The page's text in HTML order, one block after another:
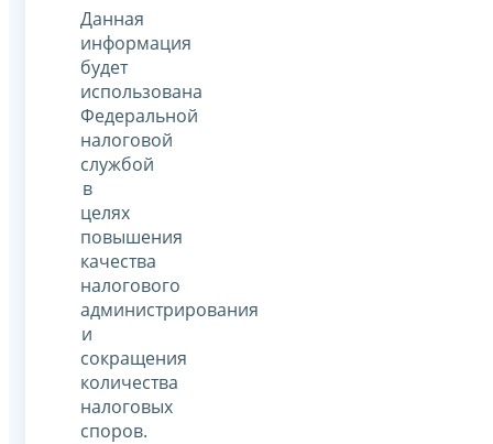
Данная
информация
будет
использована
Федеральной
налоговой
службой
в
целях
повышения
качества
налогового
администрирования
и
сокращения
количества
налоговых
споров.